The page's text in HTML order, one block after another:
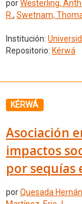
porWesterling,
R., Swetnam,
Institución:
Repositorio: Kérwá
KÉRWÁ
Asociación
impactos
por sequías
porQuesada